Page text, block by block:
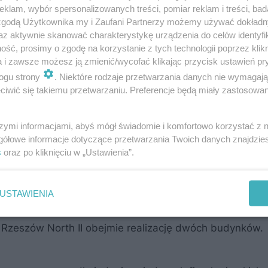
w Panattoni, Rzeszów zyskuje na znaczeniu jako
potentatów. To zasługa takich czynników jak
przy dwóch istotnych szlakach transportowych –
trasy Via Carpathia. Lokalizacja ta
i Rumunii. Dodatkowym atutem jest bliskość
odległość od centrum miasta, wynosząca 10 km.
North II obejmie realizację dwóch budynków.
wybór spersonalizowanych treści, pomiar reklam i treści,
Użytkownika my i Zaufani Partnerzy możemy używać
aktywnie skanować charakterystykę urządzenia do celów
prosimy o zgodę na korzystanie z tych technologii poprzez
i zawsze możesz ją zmienić/wycofać klikając przycisk ustawień
strony
. Niektóre rodzaje przetwarzania danych nie
się takiemu przetwarzaniu. Preferencje będą miały
informacjami, abyś mógł świadomie i komfortowo korzystać z
informacje dotyczące przetwarzania Twoich danych
oraz po kliknięciu w „Ustawienia”.
USTAWIENIA